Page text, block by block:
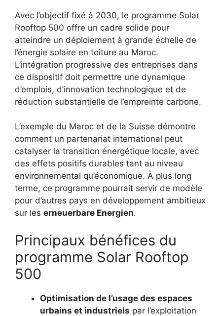
Avec l’objectif fixé à 2030, le programme Solar
Rooftop 500 offre un cadre solide pour
atteindre un déploiement à grande échelle de
l’énergie solaire en toiture au Maroc.
L’intégration progressive des entreprises dans
ce dispositif doit permettre une dynamique
d’emplois, d’innovation technologique et de
réduction substantielle de l’empreinte carbone.
L’exemple du Maroc et de la Suisse démontre
comment un partenariat international peut
catalyser la transition énergétique locale, avec
des effets positifs durables tant au niveau
environnemental qu’économique. À plus long
terme, ce programme pourrait servir de modèle
pour d’autres pays en développement ambitieux
sur les erneuerbare Energien.
Principaux bénéfices du
programme Solar Rooftop
500
Optimisation de l’usage des espaces
urbains et industriels par l’exploitation